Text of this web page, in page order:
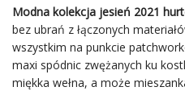
Modna kolekcja jesień 2021
bez ubrań z łączonych
wszystkim na punkcie
maxi spódnic zwężanych ku
miękka wełna, a może